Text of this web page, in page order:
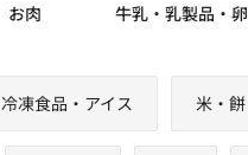
お肉 牛乳・乳製品・卵
冷凍食品・アイス 米・餅